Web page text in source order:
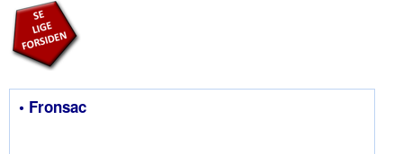
• Fronsac